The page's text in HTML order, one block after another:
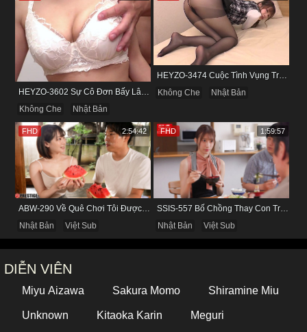
Không Che
Nhật Bản
Không Che
Nhật Bản
Nhật Bản
Việt Sub
FHD 2:54:42
SSIS-557 Bố Chồng Thay Con Trai Bị Liệt Dương Chăm Sóc Con Dâu
Nhật Bản
Việt Sub
FHD 1:59:57
DIỄN VIÊN
Miyu Aizawa Sakura Momo Shiramine Miu
Unknown Kitaoka Karin Meguri